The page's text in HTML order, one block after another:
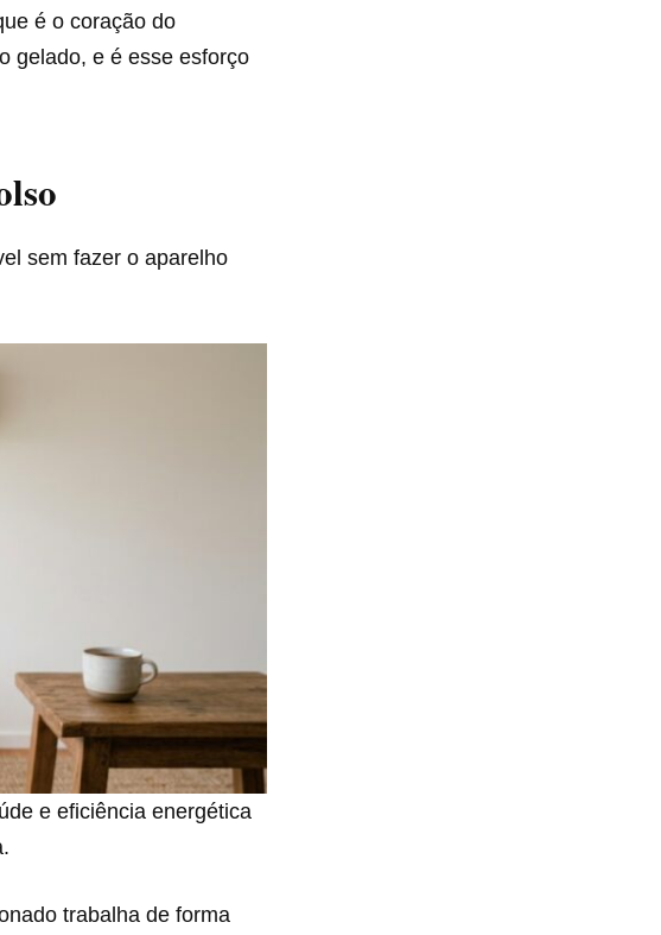
é o coração do
gelado, e é esse esforço
sem fazer o aparelho
e eficiência energética
trabalha de forma